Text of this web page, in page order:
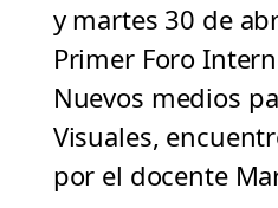
y martes 30 de
Primer Foro
Nuevos medios
Visuales,
por el docente